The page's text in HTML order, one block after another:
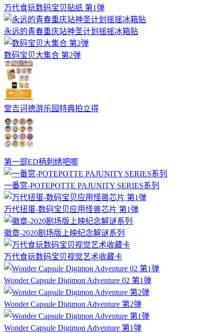
万代食玩数码宝贝贴纸 第1弹
永远的青春重庆站神圣计划摇摇冰箱贴
数码宝贝大集合 第2弹
堂吉诃德游乐园特典拍立得
第一部ED柄刺绣吧唧
一番赏-POTEPOTTE PAJUNITY SERIES系列
万代扭蛋-数码宝贝应用怪兽芯片 第1弹
徽章-2020剧场版上映纪念解谜系列
万代食玩数码宝贝视觉艺术收藏卡
Wonder Capsule Digimon Adventure 02 第1弹
Wonder Capsule Digimon Adventure 第2弹
Wonder Capsule Digimon Adventure 第1弹